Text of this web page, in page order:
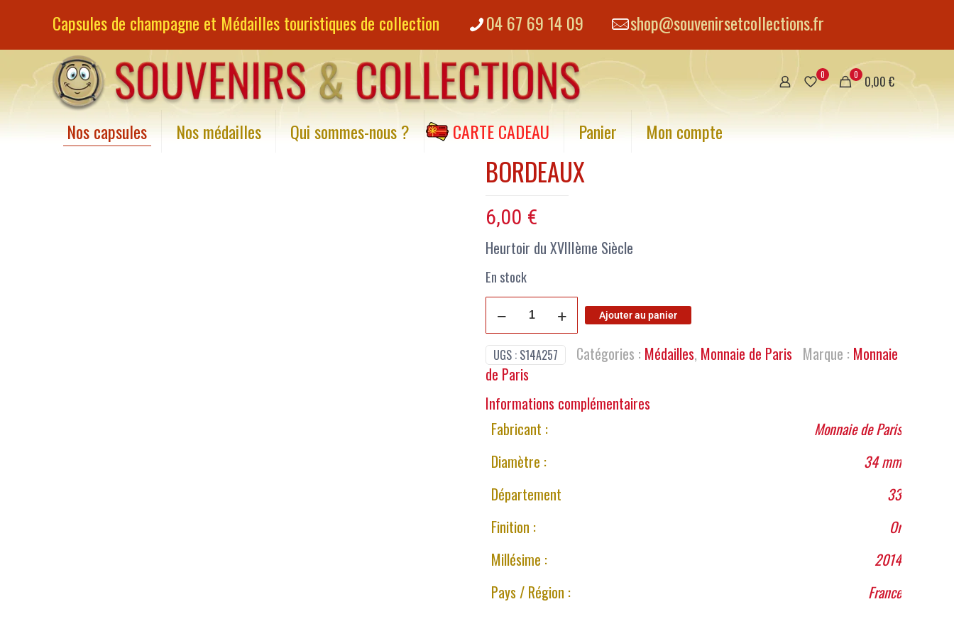
Capsules de champagne et Médailles touristiques de collection 04 67 69 14 09 shop@souvenirsetcollections.fr
0 0 0,00 €
Nos capsules Nos médailles Qui sommes-nous ? – CARTE CADEAU Panier Mon compte
BORDEAUX
6,00 €
Heurtoir du XVIIIème Siècle
En stock
Ajouter au panier
UGS : S14A257 Catégories : Médailles, Monnaie de Paris Marque : Monnaie
de Paris
Informations complémentaires
Fabricant :
Monnaie de Paris
Diamètre :
34 mm
Département
33
Finition :
Or
Millésime :
2014
Pays / Région :
France